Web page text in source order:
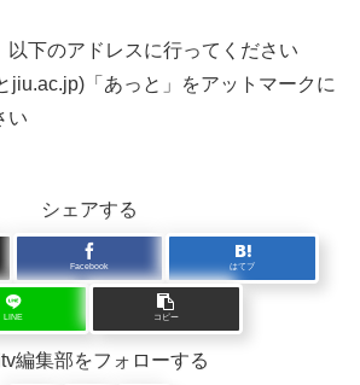
以下のアドレスに行ってください
jiu.ac.jp)「あっと」をアットマークに
い
シェアする
Facebook はてブ
LINE コピー
編集部をフォローする